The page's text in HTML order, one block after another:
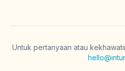
Untuk pertanyaan atau